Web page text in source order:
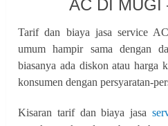
AC DI MUGI
Tarif dan biaya jasa service
umum hampir sama dengan
biasanya ada diskon atau harga
konsumen dengan persyaratan-
Kisaran tarif dan biaya jasa